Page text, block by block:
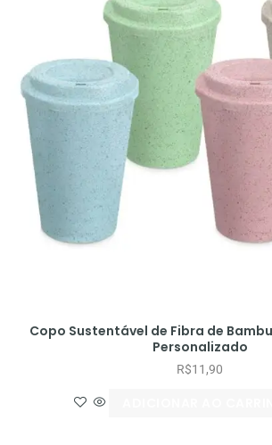
Copo Sustentável de Fibra de
Personalizado
R$11,90